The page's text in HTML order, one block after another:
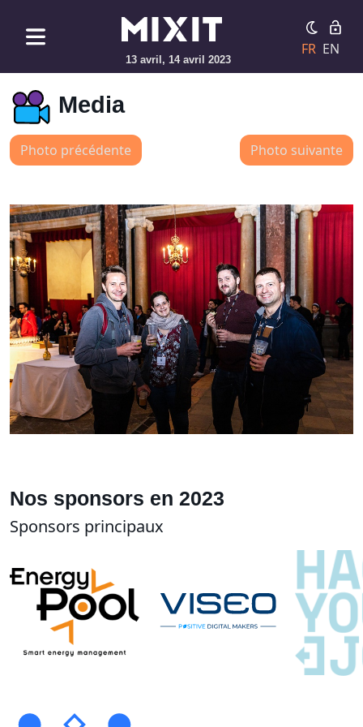
13 avril, 14 avril 2023
FR EN
Media
Photo précédente Photo suivante
Nos sponsors en 2023
Sponsors principaux